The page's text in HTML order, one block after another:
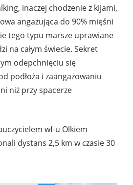
inaczej chodzenie z kijami,
angażująca do 90% mięśni
tego typu marsze uprawiane
na całym świecie. Sekret
odepchnięciu się
podłoża i zaangażowaniu
niż przy spacerze
wf-u Olkiem
dystans 2,5 km w czasie 30